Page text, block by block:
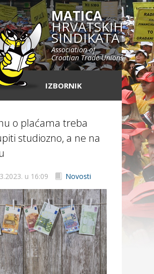
MATICA
HRVATSKIH
SINDIKATA
Association of
Croatian Trade Unions
IZBORNIK
o plaćama treba
studiozno, a ne na
u 16:09 Novosti